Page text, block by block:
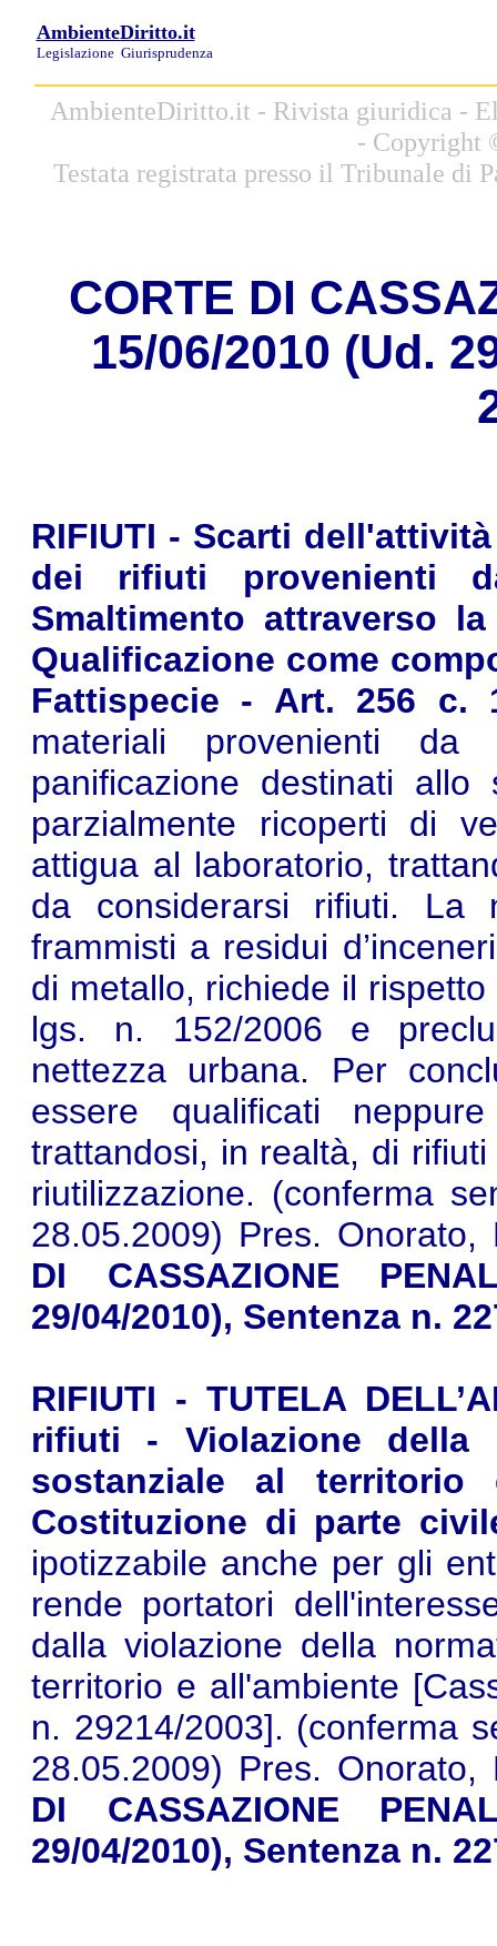
AmbienteDiritto.it
Legislazione Giurisprudenza
AmbienteDiritto.it - Rivista giuridica -
- Copyright
Testata registrata presso il Tribunale di
CORTE DI
15/06/2010 (Ud.
RIFIUTI - Scarti
dei rifiuti provenienti
Smaltimento attraverso
Qualificazione come
Fattispecie - Art. 256
materiali provenienti da
panificazione destinati
parzialmente ricoperti di
attigua al laboratorio,
da considerarsi rifiuti. La
frammisti a residui
di metallo, richiede il
lgs. n. 152/2006 e
nettezza urbana. Per
essere qualificati
trattandosi, in realtà, di
riutilizzazione. (conferma
28.05.2009) Pres.
DI CASSAZIONE
29/04/2010), Sentenza n.
RIFIUTI - TUTELA
rifiuti - Violazione della
sostanziale al
Costituzione di parte
ipotizzabile anche per gli
rende portatori
dalla violazione della
territorio e all'ambiente
n. 29214/2003]. (conferma
28.05.2009) Pres.
DI CASSAZIONE
29/04/2010), Sentenza n.